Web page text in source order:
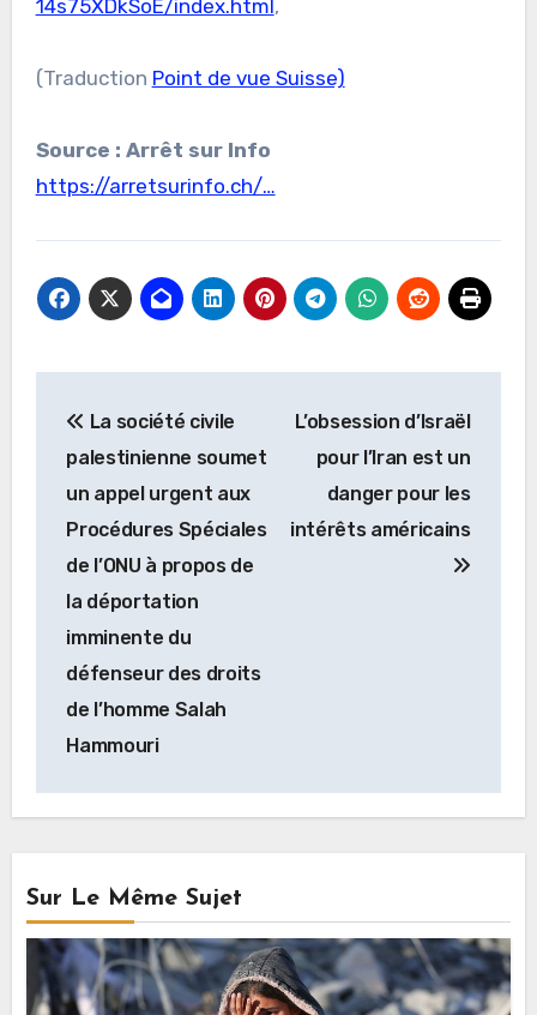
14s75XDkSoE/index.html,
(Traduction Point de vue Suisse)
Source : Arrêt sur Info
https://arretsurinfo.ch/…
de
l’article
La société civile
palestinienne soumet
un appel urgent aux
Procédures Spéciales
de l’ONU à propos de
la déportation
imminente du
défenseur des droits
de l’homme Salah
Hammouri
L’obsession d’Israël
pour l’Iran est un
danger pour les
intérêts américains
Sur Le Même Sujet